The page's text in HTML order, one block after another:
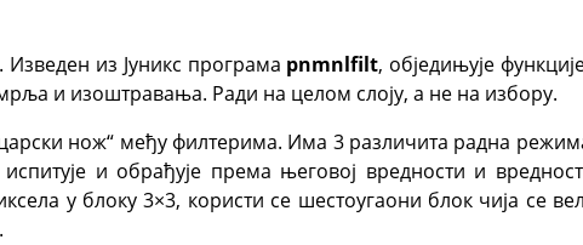
Изведен из Јуникс програма pnmnlfilt, обједињује
и изоштравања. Ради на целом слоју, а не на избору.
нож“ међу филтерима. Има 3 различита радна
и обрађује према његовој вредности и
у блоку 3×3, користи се шестоугаони блок чија се